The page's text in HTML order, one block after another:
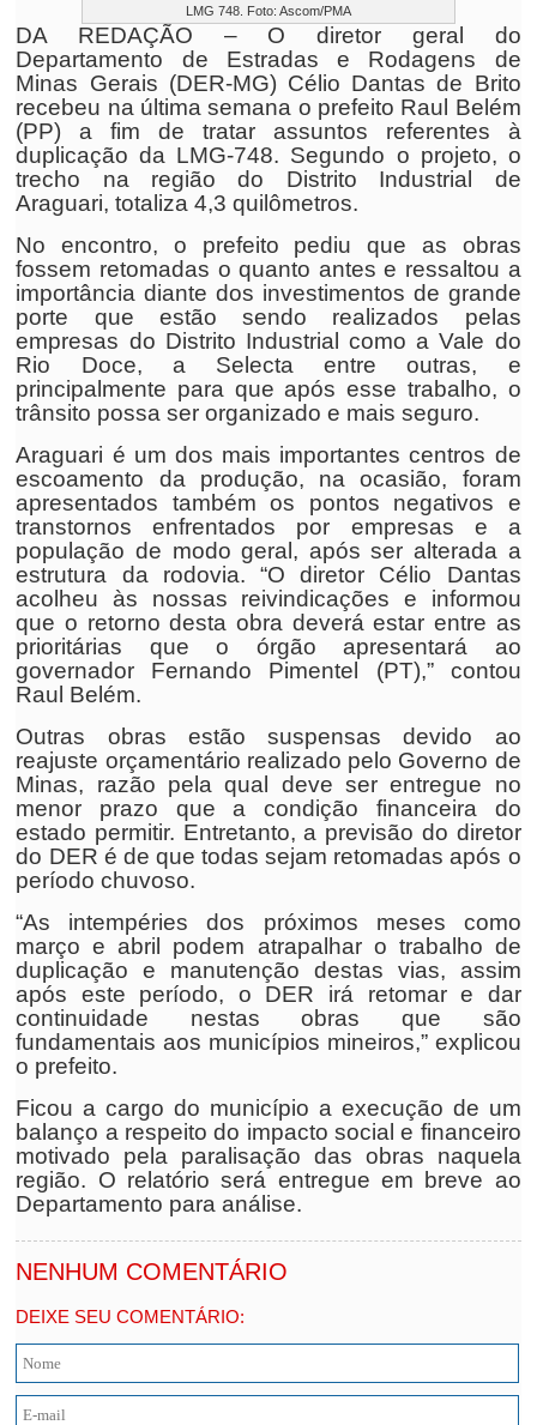
LMG 748. Foto: Ascom/PMA
DA REDAÇÃO – O diretor geral do
Departamento de Estradas e Rodagens de
Minas Gerais (DER-MG) Célio Dantas de Brito
recebeu na última semana o prefeito Raul Belém
(PP) a fim de tratar assuntos referentes à
duplicação da LMG-748. Segundo o projeto, o
trecho na região do Distrito Industrial de
Araguari, totaliza 4,3 quilômetros.
No encontro, o prefeito pediu que as obras
fossem retomadas o quanto antes e ressaltou a
importância diante dos investimentos de grande
porte que estão sendo realizados pelas
empresas do Distrito Industrial como a Vale do
Rio Doce, a Selecta entre outras, e
principalmente para que após esse trabalho, o
trânsito possa ser organizado e mais seguro.
Araguari é um dos mais importantes centros de
escoamento da produção, na ocasião, foram
apresentados também os pontos negativos e
transtornos enfrentados por empresas e a
população de modo geral, após ser alterada a
estrutura da rodovia. “O diretor Célio Dantas
acolheu às nossas reivindicações e informou
que o retorno desta obra deverá estar entre as
prioritárias que o órgão apresentará ao
governador Fernando Pimentel (PT),” contou
Raul Belém.
Outras obras estão suspensas devido ao
reajuste orçamentário realizado pelo Governo de
Minas, razão pela qual deve ser entregue no
menor prazo que a condição financeira do
estado permitir. Entretanto, a previsão do diretor
do DER é de que todas sejam retomadas após o
período chuvoso.
“As intempéries dos próximos meses como
março e abril podem atrapalhar o trabalho de
duplicação e manutenção destas vias, assim
após este período, o DER irá retomar e dar
continuidade nestas obras que são
fundamentais aos municípios mineiros,” explicou
o prefeito.
Ficou a cargo do município a execução de um
balanço a respeito do impacto social e financeiro
motivado pela paralisação das obras naquela
região. O relatório será entregue em breve ao
Departamento para análise.
NENHUM COMENTÁRIO
DEIXE SEU COMENTÁRIO: